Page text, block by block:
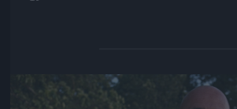
Jön még kép!